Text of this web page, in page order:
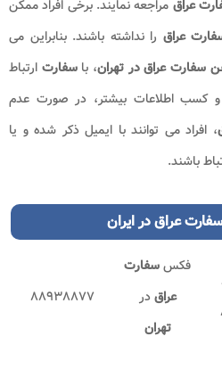
عراق مراجعه نمایند. برخی افراد ممکن
عراق را نداشته باشند. بنابراین می
سفارت عراق در تهران، باسفارت ارتباط
و کسب اطلاعات بیشتر، در صورت عدم
، افراد می توانند با ایمیل ذکر شده و یا
باشند.
عراق درایران
فکسسفارت
عراقدر
تهران
۸۸۹۳۸۸۷۷